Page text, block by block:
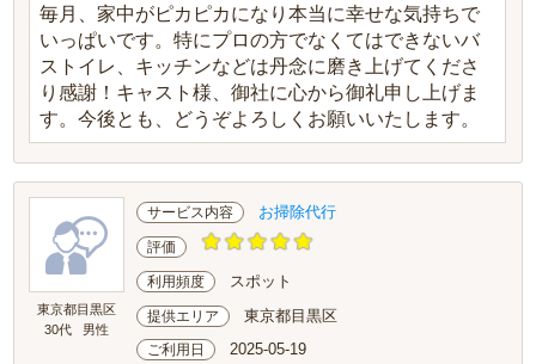
毎月、家中がピカピカになり本当に幸せな気持ちで
いっぱいです。特にプロの方でなくてはできないバ
ストイレ、キッチンなどは丹念に磨き上げてくださ
り感謝！キャスト様、御社に心から御礼申し上げま
す。今後とも、どうぞよろしくお願いいたします。
東京都目黒区
30代
男性
サービス内容 お掃除代行
評価
利用頻度 スポット
提供エリア 東京都目黒区
ご利用日 2025-05-19